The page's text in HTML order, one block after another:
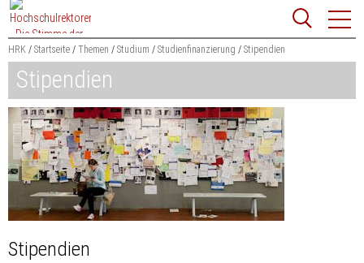
Zum
Content
springen
Suchbegriff
Suchen
HRK Startseite Themen Studium Studienfinanzierung Stipendien
Stipendien
Stipendien